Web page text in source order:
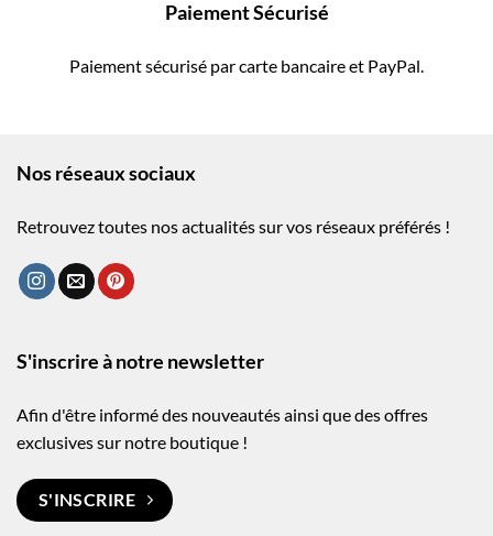
Paiement Sécurisé
Paiement sécurisé par carte bancaire et PayPal.
Nos réseaux sociaux
Retrouvez toutes nos actualités sur vos réseaux préférés !
S'inscrire à notre newsletter
Afin d'être informé des nouveautés ainsi que des offres
exclusives sur notre boutique !
S'INSCRIRE